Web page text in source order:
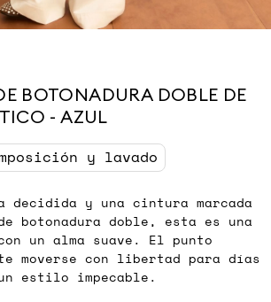
BOTONADURA DOBLE DE
- AZUL
y lavado
decidida y una cintura marcada
botonadura doble, esta es una
un alma suave. El punto
moverse con libertad para días
estilo impecable.